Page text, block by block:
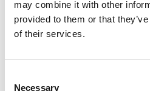
may combine it with other
provided to them or that
of their services.
Necessary